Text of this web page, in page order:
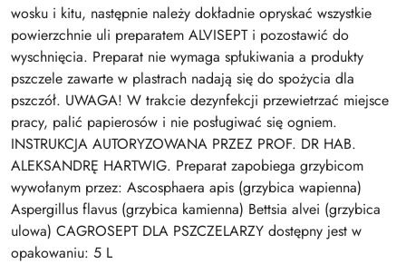
wosku i kitu, następnie należy dokładnie opryskać wszystkie
powierzchnie uli preparatem ALVISEPT i pozostawić do
wyschnięcia. Preparat nie wymaga spłukiwania a produkty
pszczele zawarte w plastrach nadają się do spożycia dla
pszczół. UWAGA! W trakcie dezynfekcji przewietrzać miejsce
pracy, palić papierosów i nie posługiwać się ogniem.
INSTRUKCJA AUTORYZOWANA PRZEZ PROF. DR HAB.
ALEKSANDRĘ HARTWIG. Preparat zapobiega grzybicom
wywołanym przez: Ascosphaera apis (grzybica wapienna)
Aspergillus flavus (grzybica kamienna) Bettsia alvei (grzybica
ulowa) CAGROSEPT DLA PSZCZELARZY dostępny jest w
opakowaniu: 5 L